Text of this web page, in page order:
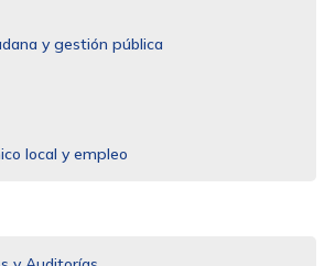
y gestión pública
local y empleo